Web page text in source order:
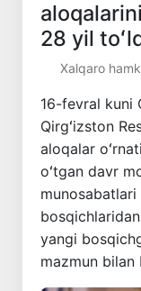
28 yil
Xalqaro
16-fevral kuni
Qirgʻizston
aloqalar
oʻtgan davr
yangi
mazmun bilan